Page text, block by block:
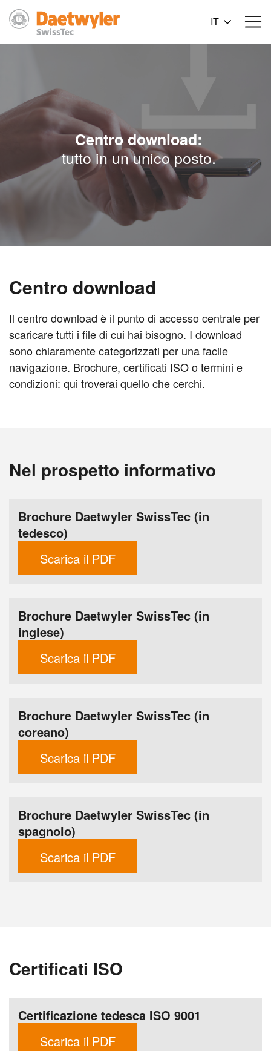
IT
Centro download:
tutto in un unico posto.
Centro download
Il centro download è il punto di accesso centrale per
scaricare tutti i file di cui hai bisogno. I download
sono chiaramente categorizzati per una facile
navigazione. Brochure, certificati ISO o termini e
condizioni: qui troverai quello che cerchi.
Nel prospetto informativo
Brochure Daetwyler SwissTec (in
tedesco)
Scarica il PDF
Brochure Daetwyler SwissTec (in
inglese)
Scarica il PDF
Brochure Daetwyler SwissTec (in
coreano)
Scarica il PDF
Brochure Daetwyler SwissTec (in
spagnolo)
Scarica il PDF
Certificati ISO
Certificazione tedesca ISO 9001
Scarica il PDF